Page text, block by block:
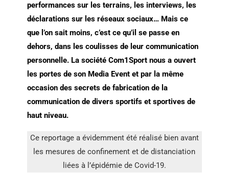
performances sur les terrains, les interviews, les
déclarations sur les réseaux sociaux… Mais ce
que l’on sait moins, c’est ce qu’il se passe en
dehors, dans les coulisses de leur communication
personnelle. La société Com1Sport nous a ouvert
les portes de son Media Event et par la même
occasion des secrets de fabrication de la
communication de divers sportifs et sportives de
haut niveau.
Ce reportage a évidemment été réalisé bien avant
les mesures de confinement et de distanciation
liées à l’épidémie de Covid-19.